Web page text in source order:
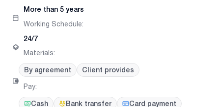
More than 5 years
Working Schedule:
24/7
Materials:
By agreement Client provides
Pay:
Cash Bank transfer Card payment